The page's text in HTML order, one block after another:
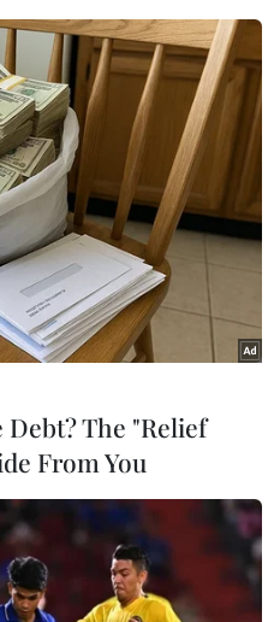
Khoa học và Công nghệ
#COVID-19
Debt? The "Relief
From You